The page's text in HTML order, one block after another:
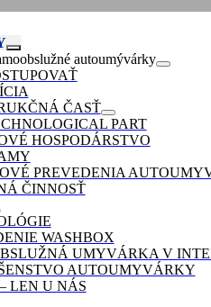
autoumývárky
ČASŤ
PART
HOSPODÁRSTVO
PREVEDENIA
ČINNOSŤ
WASHBOX
UMYVÁRKA V
AUTOUMYVÁRKY
LEN U NÁS